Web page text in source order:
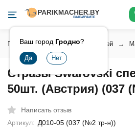
Ваш город Гродно?
Главная Косметика для ногтей
Стразы Swarovski
50шт. (Австрия) (037
Написать отзыв
Артикул: Д010-05 (037 (№2 тр-н))